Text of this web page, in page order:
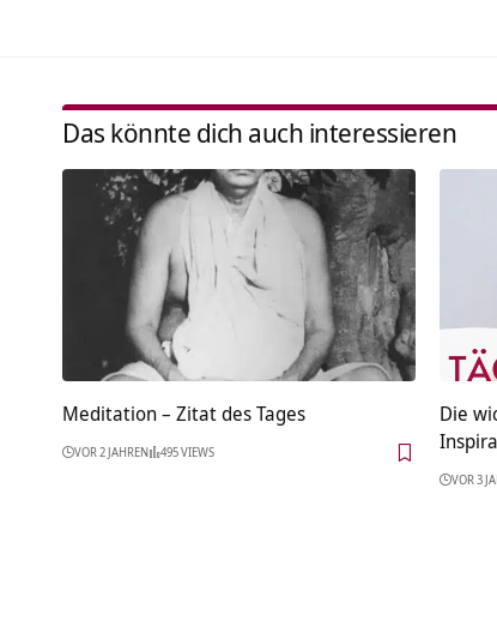
Das könnte dich auch interessieren
Meditation – Zitat des Tages
VOR 2 JAHREN 495 VIEWS
Die
VOR 3